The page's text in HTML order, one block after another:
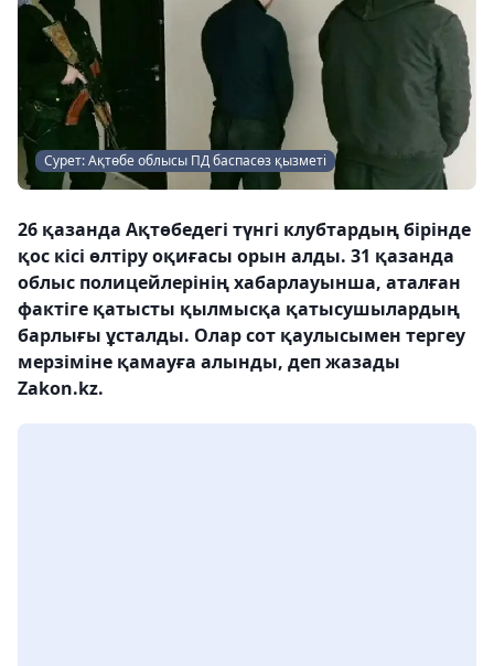
Сурет: Ақтөбе облысы ПД баспасөз қызметі
26 қазанда Ақтөбедегі түнгі клубтардың бірінде
қос кісі өлтіру оқиғасы орын алды. 31 қазанда
облыс полицейлерінің хабарлауынша, аталған
фактіге қатысты қылмысқа қатысушылардың
барлығы ұсталды. Олар сот қаулысымен тергеу
мерзіміне қамауға алынды, деп жазады
Zakon.kz.